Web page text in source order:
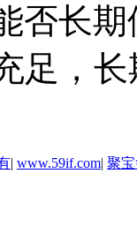
否长期
足，
| www.59if.com| 聚